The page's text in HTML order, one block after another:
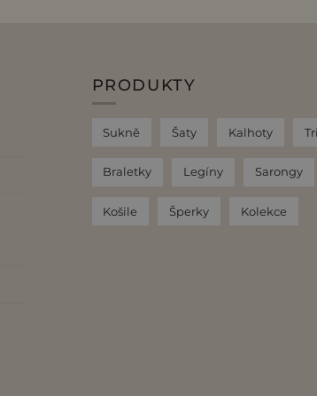
PRODUKTY
Sukně Šaty Kalhoty
Braletky Legíny Sarongy
Košile Šperky Kolekce